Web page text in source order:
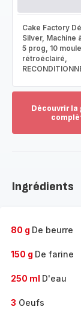
Cake Factory
Silver, Machine
5 prog, 10
rétroéclairé,
Découvrir la
gamme
Ingrédients
80 g De beurre
150 g De farine
250 ml D'eau
3 Oeufs